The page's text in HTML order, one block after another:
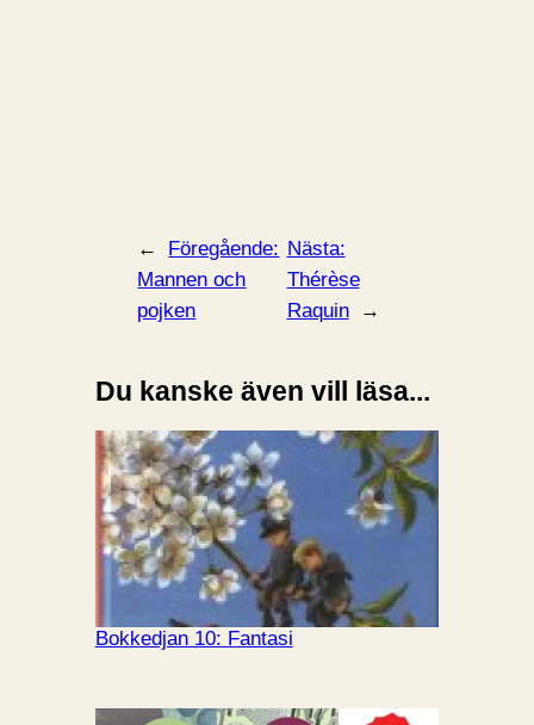
←
Föregående:
Mannen och
pojken
Nästa:
Thérèse
Raquin
→
Du kanske även vill läsa...
Bokkedjan 10: Fantasi